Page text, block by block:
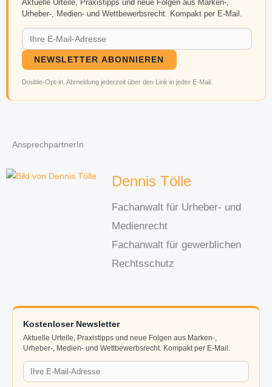
Aktuelle Urteile, Praxistipps und neue Folgen aus Marken-,
Urheber-, Medien- und Wettbewerbsrecht. Kompakt per E-Mail.
NEWSLETTER ABONNIEREN
Double-Opt-in. Abmeldung jederzeit über den Link in jeder E-Mail.
AnsprechpartnerIn
Dennis Tölle
Fachanwalt für Urheber- und
Medienrecht
Fachanwalt für gewerblichen
Rechtsschutz
Kostenloser Newsletter
Aktuelle Urteile, Praxistipps und neue Folgen aus Marken-,
Urheber-, Medien- und Wettbewerbsrecht. Kompakt per E-Mail.